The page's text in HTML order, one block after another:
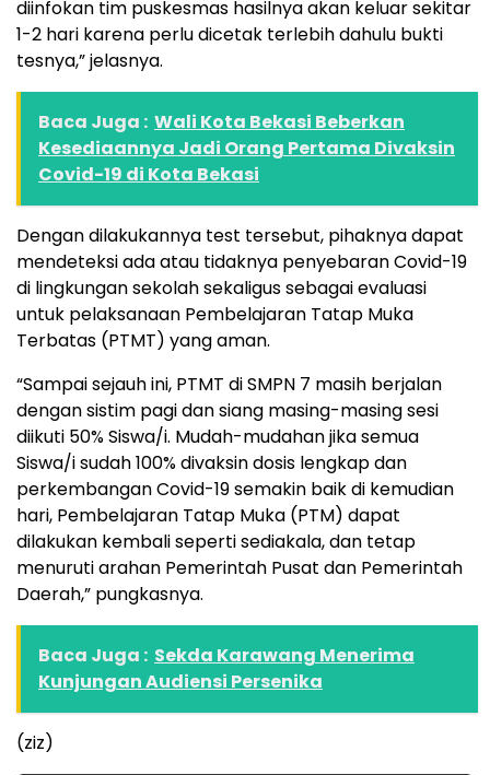
diinfokan tim puskesmas hasilnya akan keluar sekitar
1-2 hari karena perlu dicetak terlebih dahulu bukti
tesnya,” jelasnya.
Baca Juga : Wali Kota Bekasi Beberkan
Kesediaannya Jadi Orang Pertama Divaksin
Covid-19 di Kota Bekasi
Dengan dilakukannya test tersebut, pihaknya dapat
mendeteksi ada atau tidaknya penyebaran Covid-19
di lingkungan sekolah sekaligus sebagai evaluasi
untuk pelaksanaan Pembelajaran Tatap Muka
Terbatas (PTMT) yang aman.
“Sampai sejauh ini, PTMT di SMPN 7 masih berjalan
dengan sistim pagi dan siang masing-masing sesi
diikuti 50% Siswa/i. Mudah-mudahan jika semua
Siswa/i sudah 100% divaksin dosis lengkap dan
perkembangan Covid-19 semakin baik di kemudian
hari, Pembelajaran Tatap Muka (PTM) dapat
dilakukan kembali seperti sediakala, dan tetap
menuruti arahan Pemerintah Pusat dan Pemerintah
Daerah,” pungkasnya.
Baca Juga : Sekda Karawang Menerima
Kunjungan Audiensi Persenika
(ziz)